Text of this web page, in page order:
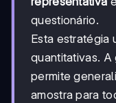
questionário.
Esta estratégia
quantitativas. A
permite
amostra para